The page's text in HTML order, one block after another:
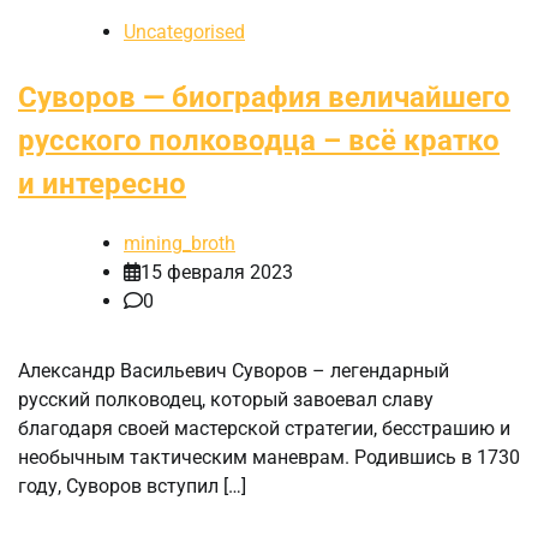
Uncategorised
Суворов — биография величайшего
русского полководца – всё кратко
и интересно
mining_broth
15 февраля 2023
0
Александр Васильевич Суворов – легендарный
русский полководец, который завоевал славу
благодаря своей мастерской стратегии, бесстрашию и
необычным тактическим маневрам. Родившись в 1730
году, Суворов вступил […]